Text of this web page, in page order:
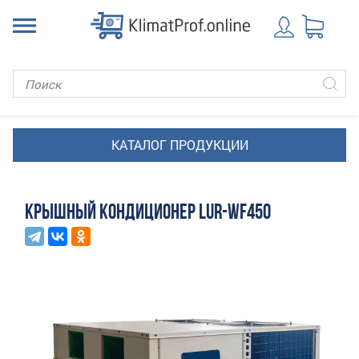
КРЫШНЫЙ КОНДИЦИОНЕР LUR-WF450